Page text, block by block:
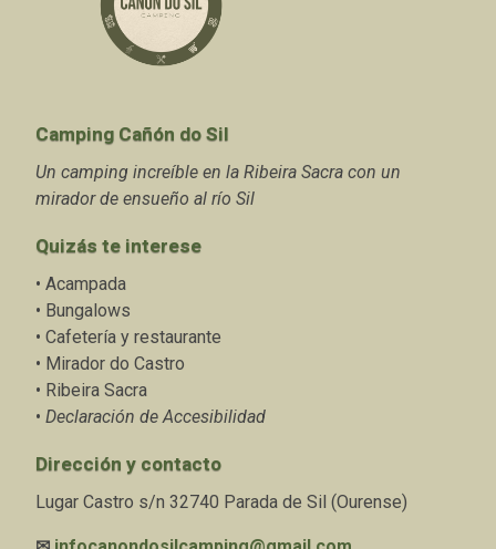
Camping Cañón do Sil
Un camping increíble en la Ribeira Sacra con un
mirador de ensueño al río Sil
Quizás te interese
• Acampada
• Bungalows
• Cafetería y restaurante
• Mirador do Castro
• Ribeira Sacra
• Declaración de Accesibilidad
Dirección y contacto
Lugar Castro s/n 32740 Parada de Sil (Ourense)